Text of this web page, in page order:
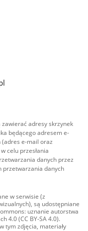
adresy skrzynek
będącego adresem e-
e-mail oraz
celu przesłania
danych przez
przetwarzania danych
w serwisie (z
są udostępniane
uznanie autorstwa
4.0 (CC BY-SA 4.0).
tym zdjęcia, materiały